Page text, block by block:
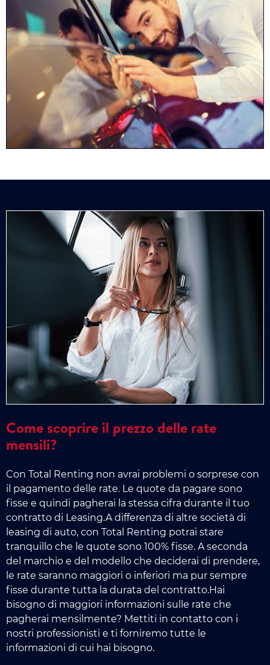
Come scoprire il prezzo delle rate
mensili?
Con Total Renting non avrai problemi o sorprese con
il pagamento delle rate. Le quote da pagare sono
fisse e quindi pagherai la stessa cifra durante il tuo
contratto di Leasing.A differenza di altre società di
leasing di auto, con Total Renting potrai stare
tranquillo che le quote sono 100% fisse. A seconda
del marchio e del modello che deciderai di prendere,
le rate saranno maggiori o inferiori ma pur sempre
fisse durante tutta la durata del contratto.Hai
bisogno di maggiori informazioni sulle rate che
pagherai mensilmente? Mettiti in contatto con i
nostri professionisti e ti forniremo tutte le
informazioni di cui hai bisogno.